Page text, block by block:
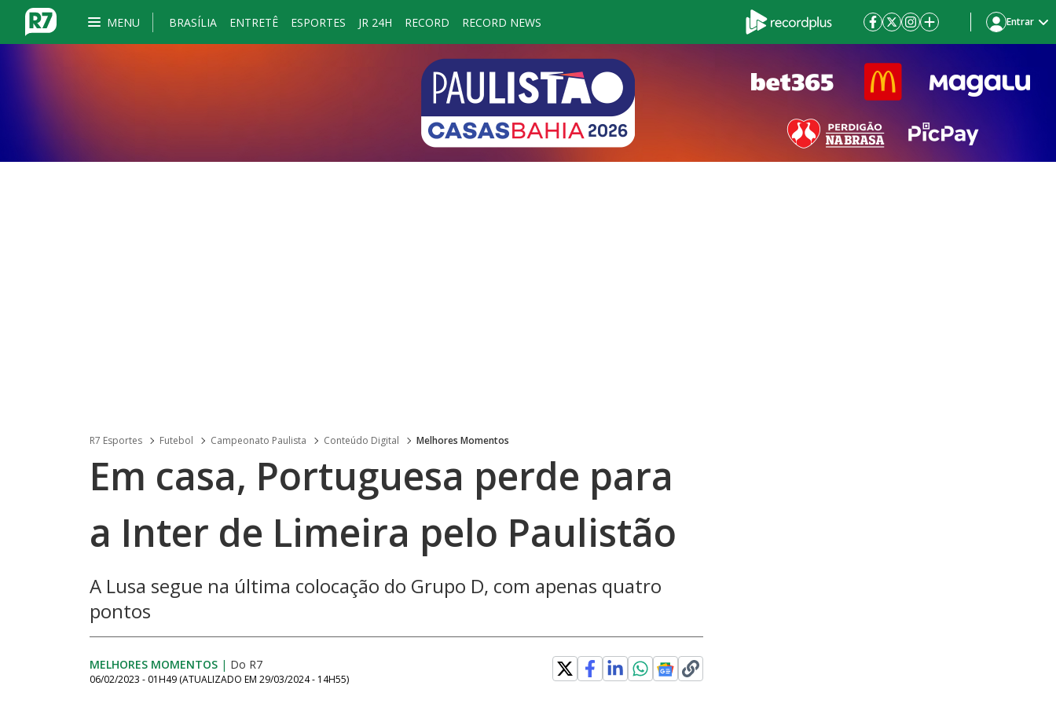
MENU BRASÍLIA ENTRETÊ ESPORTES JR 24H RECORD RECORD NEWS Entrar
R7 Esportes Futebol Campeonato Paulista Conteúdo Digital Melhores Momentos
Em casa, Portuguesa perde para
a Inter de Limeira pelo Paulistão
A Lusa segue na última colocação do Grupo D, com apenas quatro
pontos
MELHORES MOMENTOS | Do R7
06/02/2023 - 01H49 (ATUALIZADO EM 29/03/2024 - 14H55)